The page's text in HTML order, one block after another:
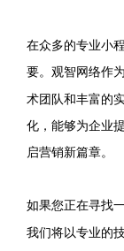
在众多的专业小
要。观智网络作
术团队和丰富的
化，能够为企业
启营销新篇章。
如果您正在寻找
我们将以专业的